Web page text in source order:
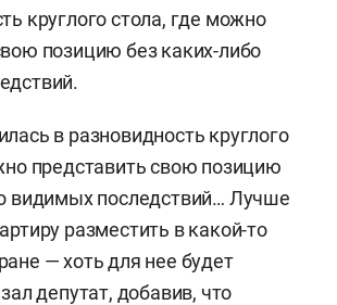
круглого стола, где можно
позицию без каких-либо
в разновидность круглого
представить свою позицию
видимых последствий… Лучше
разместить в какой-то
— хоть для нее будет
депутат, добавив, что